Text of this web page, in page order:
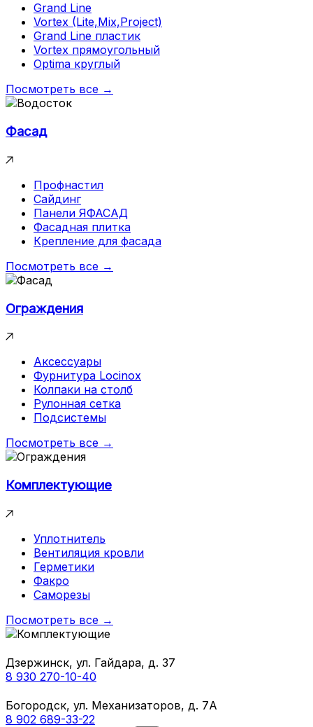
Grand Line
Vortex (Lite,Mix,Project)
Grand Line пластик
Vortex прямоугольный
Optima круглый
Посмотреть все →
Фасад
Профнастил
Сайдинг
Панели ЯФАСАД
Фасадная плитка
Крепление для фасада
Посмотреть все →
Ограждения
Аксессуары
Фурнитура Locinox
Колпаки на столб
Рулонная сетка
Подсистемы
Посмотреть все →
Комплектующие
Уплотнитель
Вентиляция кровли
Герметики
Факро
Саморезы
Посмотреть все →
Дзержинск, ул. Гайдара, д. 37
8 930 270-10-40
Богородск, ул. Механизаторов, д. 7А
8 902 689-33-22